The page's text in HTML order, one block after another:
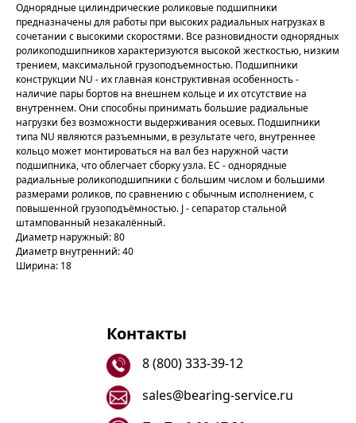
Однорядные цилиндрические роликовые подшипники
предназначены для работы при высоких радиальных нагрузках в
сочетании с высокими скоростями. Все разновидности однорядных
роликоподшипников характеризуются высокой жесткостью, низким
трением, максимальной грузоподъемностью. Подшипники
конструкции NU - их главная конструктивная особенность -
наличие пары бортов на внешнем кольце и их отсутствие на
внутреннем. Они способны принимать большие радиальные
нагрузки без возможности выдерживания осевых. Подшипники
типа NU являются разъемными, в результате чего, внутреннее
кольцо может монтироваться на вал без наружной части
подшипника, что облегчает сборку узла. EC - однорядные
радиальные роликоподшипники с большим числом и большими
размерами роликов, по сравнению с обычным исполнением, с
повышенной грузоподъёмностью. J - cепаратор стальной
штампованный незакалённый.
Диаметр наружный: 80
Диаметр внутренний: 40
Ширина: 18
Контакты
8 (800) 333-39-12
sales@bearing-service.ru